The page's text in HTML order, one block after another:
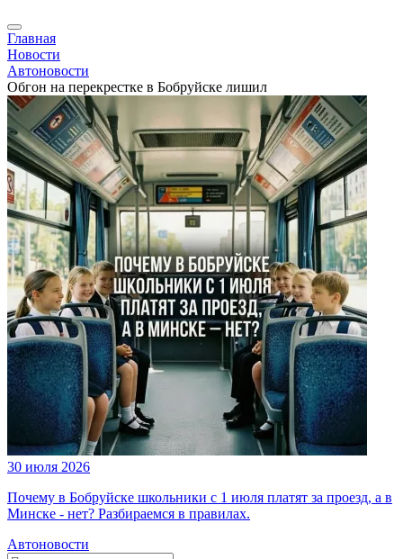
Главная
Новости
Автоновости
Обгон на перекрестке в Бобруйске лишил
30 июля 2026
Почему в Бобруйске школьники с 1 июля платят за проезд, а в
Минске - нет? Разбираемся в правилах.
Автоновости